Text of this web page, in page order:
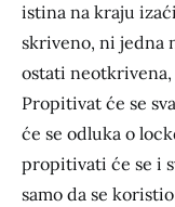
istina na kraju
skriveno, ni jedna
ostati neotkrivena,
Propitivat će se
će se odluka o
propitivati će se i
samo da se